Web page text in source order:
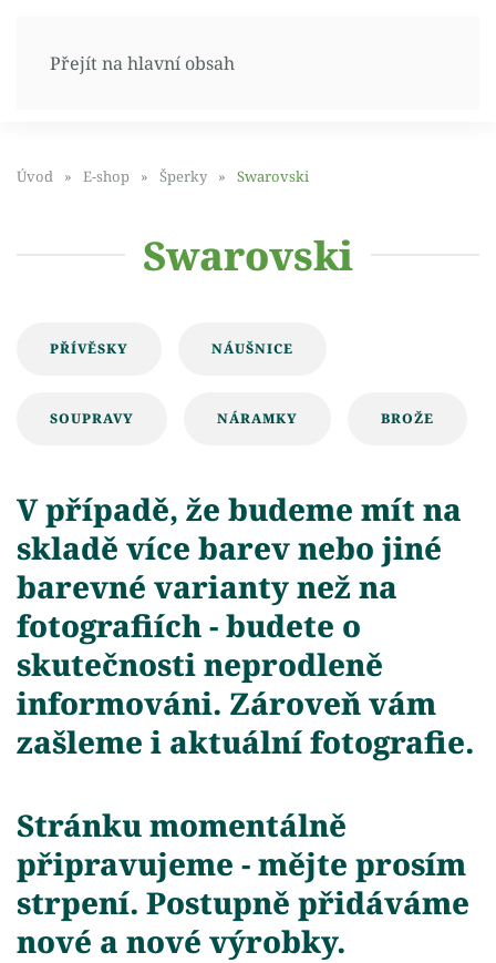
Přejít na hlavní obsah
Úvod E-shop Šperky Swarovski
Swarovski
PŘÍVĚSKY NÁUŠNICE
SOUPRAVY NÁRAMKY BROŽE
V případě, že budeme mít na
skladě více barev nebo jiné
barevné varianty než na
fotografiích - budete o
skutečnosti neprodleně
informováni. Zároveň vám
zašleme i aktuální fotografie.
Stránku momentálně
připravujeme - mějte prosím
strpení. Postupně přidáváme
nové a nové výrobky.